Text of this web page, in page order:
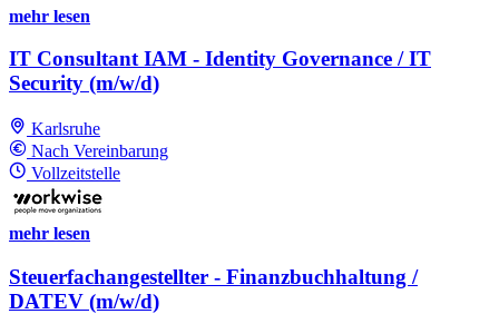
mehr lesen
IT Consultant IAM - Identity Governance / IT
Security (m/w/d)
Karlsruhe
Nach Vereinbarung
Vollzeitstelle
mehr lesen
Steuerfachangestellter - Finanzbuchhaltung /
DATEV (m/w/d)